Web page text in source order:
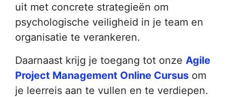
uit met concrete strategieën om
psychologische veiligheid in je team en
organisatie te verankeren.
Daarnaast krijg je toegang tot onze Agile
Project Management Online Cursus om
je leerreis aan te vullen en te verdiepen.